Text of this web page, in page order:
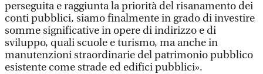
perseguita e raggiunta la priorità del risanamento dei
conti pubblici, siamo finalmente in grado di investire
somme significative in opere di indirizzo e di
sviluppo, quali scuole e turismo, ma anche in
manutenzioni straordinarie del patrimonio pubblico
esistente come strade ed edifici pubblici».